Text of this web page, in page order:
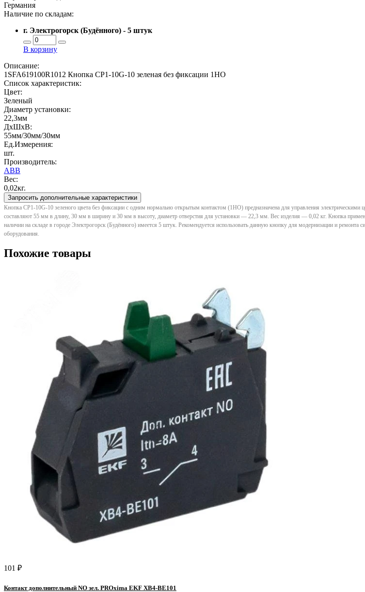
Германия
Наличие по складам:
г. Электрогорск (Будённого) - 5 штук
В корзину
Описание:
1SFA619100R1012 Кнопка CP1-10G-10 зеленая без фиксации 1HO
Список характеристик:
Цвет:
Зеленый
Диаметр установки:
22,3мм
ДxШxВ:
55мм/30мм/30мм
Ед.Измерения:
шт.
Производитель:
ABB
Вес:
0,02кг.
Запросить дополнительные характеристики
Кнопка CP1-10G-10 зеленого цвета без фиксации с одним нормально открытым контактом (1HO) предназначена для управления
составляют 55 мм в длину, 30 мм в ширину и 30 мм в высоту, диаметр отверстия для установки — 22,3 мм. Вес изделия — 0,02 кг. Кнопка
наличии на складе в городе Электрогорск (Будённого) имеется 5 штук. Рекомендуется использовать данную кнопку для модернизации и
оборудования.
Похожие товары
101 ₽
Контакт дополнительный NO зел. PROxima EKF XB4-BE101